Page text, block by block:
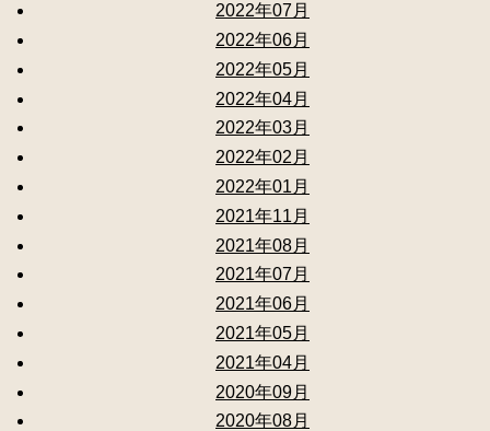
2022年07月
2022年06月
2022年05月
2022年04月
2022年03月
2022年02月
2022年01月
2021年11月
2021年08月
2021年07月
2021年06月
2021年05月
2021年04月
2020年09月
2020年08月